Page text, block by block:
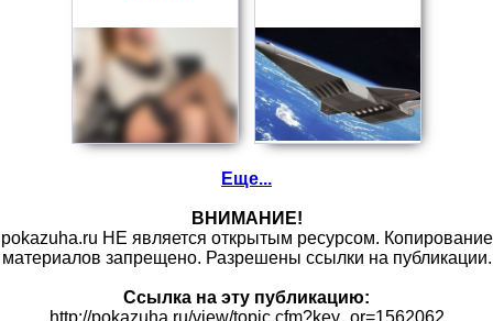
Еще...
ВНИМАНИЕ!
pokazuha.ru НЕ является открытым ресурсом. Копирование
материалов запрещено. Разрешены ссылки на публикации.
Ссылка на эту публикацию:
http://pokazuha.ru/view/topic.cfm?key_or=1562062